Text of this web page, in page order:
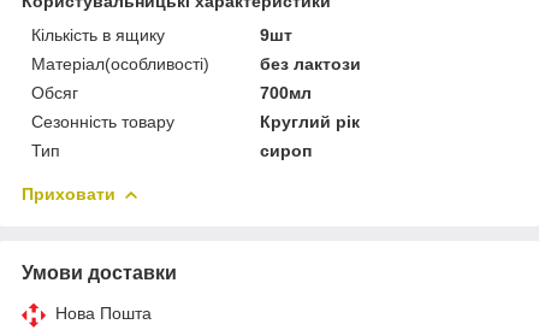
Кількість в ящику
9шт
Матеріал(особливості)
без лактози
Обсяг
700мл
Сезонність товару
Круглий рік
Тип
сироп
Приховати
Умови доставки
Нова Пошта